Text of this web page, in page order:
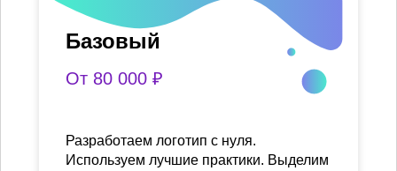
Базовый
От 80 000 ₽
Разработаем логотип с нуля.
Используем лучшие практики. Выделим